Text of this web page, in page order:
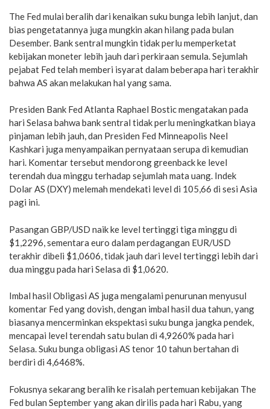
The Fed mulai beralih dari kenaikan suku bunga lebih lanjut, dan
bias pengetatannya juga mungkin akan hilang pada bulan
Desember. Bank sentral mungkin tidak perlu memperketat
kebijakan moneter lebih jauh dari perkiraan semula. Sejumlah
pejabat Fed telah memberi isyarat dalam beberapa hari terakhir
bahwa AS akan melakukan hal yang sama.
Presiden Bank Fed Atlanta Raphael Bostic mengatakan pada
hari Selasa bahwa bank sentral tidak perlu meningkatkan biaya
pinjaman lebih jauh, dan Presiden Fed Minneapolis Neel
Kashkari juga menyampaikan pernyataan serupa di kemudian
hari. Komentar tersebut mendorong greenback ke level
terendah dua minggu terhadap sejumlah mata uang. Indek
Dolar AS (DXY) melemah mendekati level di 105,66 di sesi Asia
pagi ini.
Pasangan GBP/USD naik ke level tertinggi tiga minggu di
$1,2296, sementara euro dalam perdagangan EUR/USD
terakhir dibeli $1,0606, tidak jauh dari level tertinggi lebih dari
dua minggu pada hari Selasa di $1,0620.
Imbal hasil Obligasi AS juga mengalami penurunan menyusul
komentar Fed yang dovish, dengan imbal hasil dua tahun, yang
biasanya mencerminkan ekspektasi suku bunga jangka pendek,
mencapai level terendah satu bulan di 4,9260% pada hari
Selasa. Suku bunga obligasi AS tenor 10 tahun bertahan di
berdiri di 4,6468%.
Fokusnya sekarang beralih ke risalah pertemuan kebijakan The
Fed bulan September yang akan dirilis pada hari Rabu, yang